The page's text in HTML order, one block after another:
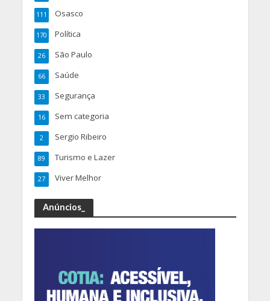
Osasco
111
Política
170
São Paulo
26
Saúde
66
Segurança
33
Sem categoria
16
Sergio Ribeiro
2
Turismo e Lazer
89
Viver Melhor
27
Anúncios_